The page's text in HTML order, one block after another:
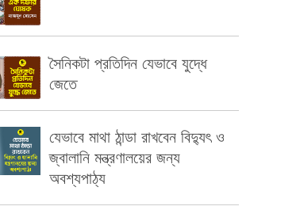
সৈনিকটা প্রতিদিন যেভাবে যুদ্ধে
জেতে
যেভাবে মাথা ঠান্ডা রাখবেন বিদ্যুৎ ও
জ্বালানি মন্ত্রণালয়ের জন্য
অবশ্যপাঠ্য